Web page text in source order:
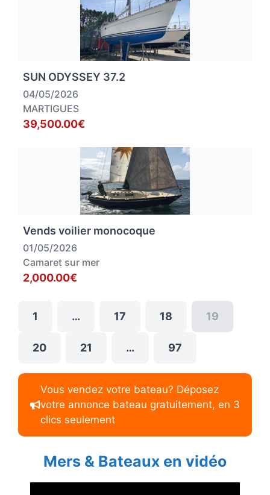
SUN ODYSSEY 37.2
04/05/2026
MARTIGUES
39,500.00€
Vends voilier monocoque
01/05/2026
Camaret sur mer
2,000.00€
1 … 17 18 19
20 21 … 97
Vous vendez votre bateau? Déposez
votre annonce bateau gratuitement, en 3
clics seulement
Mers & Bateaux en vidéo